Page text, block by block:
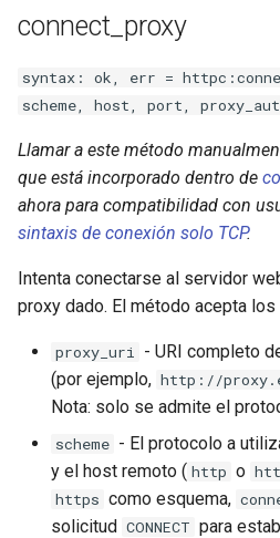
connect_proxy
syntax: ok, err =
scheme, host, port,
Llamar a este método
que está incorporado dentro de
ahora para compatibilidad con
sintaxis de conexión solo TCP.
Intenta conectarse al servidor
proxy dado. El método acepta
proxy_uri - URI completo
(por ejemplo, http://
Nota: solo se admite el
scheme - El protocolo a
y el host remoto ( http o
https como esquema,
solicitud CONNECT para